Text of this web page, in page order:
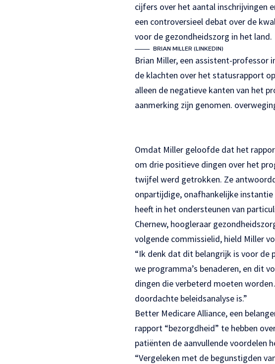
cijfers over het aantal inschrijvingen
een controversieel debat over de
voor de gezondheidszorg in het land.
BRIAN MILLER (LINKEDIN)
Brian Miller, een assistent-professor
de klachten over het statusrapport
alleen de negatieve kanten van het
aanmerking zijn genomen.
Omdat Miller geloofde dat het
om drie positieve dingen over het
twijfel werd getrokken. Ze
onpartijdige, onafhankelijke instantie
heeft in het ondersteunen van
Chernew, hoogleraar
volgende commissielid, hield Miller
“Ik denk dat dit belangrijk is voor de
we programma’s benaderen, en dit
dingen die verbeterd moeten
doordachte beleidsanalyse is.”
Better Medicare Alliance, een
rapport “bezorgdheid” te hebben
patiënten de aanvullende voordelen
“Vergeleken met de begunstigden